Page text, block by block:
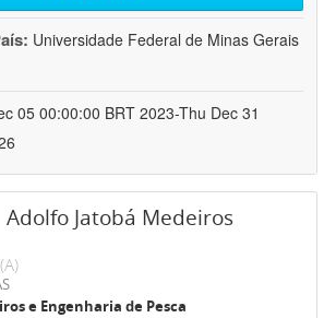
Universidade Federal de Minas Gerais
05 00:00:00 BRT 2023-Thu Dec 31
Adolfo Jatobá Medeiros
e Engenharia de Pesca